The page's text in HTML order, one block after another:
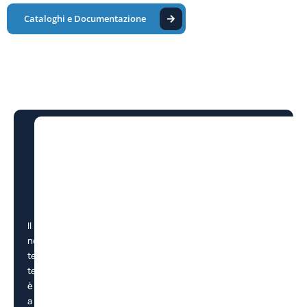
Cataloghi e Documentazione
Il
nostro
team
tecnico
è
a